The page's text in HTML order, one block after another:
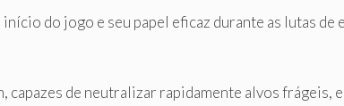
do jogo e seu papel eficaz durante as lutas de
de neutralizar rapidamente alvos frágeis,